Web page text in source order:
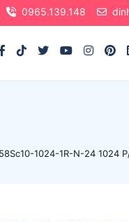
0965.139.148
1024-1R-N-24 1024